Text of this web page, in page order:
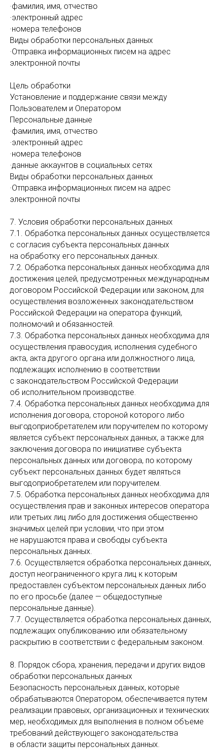
·фамилия, имя, отчество
·электронный адрес
·номера телефонов
Виды обработки персональных данных
·Отправка информационных писем на адрес
электронной почты
Цель обработки
Установление и поддержание связи между
Пользователем и Оператором
Персональные данные
·фамилия, имя, отчество
·электронный адрес
·номера телефонов
·данные аккаунтов в социальных сетях
Виды обработки персональных данных
·Отправка информационных писем на адрес
электронной почты
7. Условия обработки персональных данных
7.1. Обработка персональных данных осуществляется
с согласия субъекта персональных данных
на обработку его персональных данных.
7.2. Обработка персональных данных необходима для
достижения целей, предусмотренных международным
договором Российской Федерации или законом, для
осуществления возложенных законодательством
Российской Федерации на оператора функций,
полномочий и обязанностей.
7.3. Обработка персональных данных необходима для
осуществления правосудия, исполнения судебного
акта, акта другого органа или должностного лица,
подлежащих исполнению в соответствии
с законодательством Российской Федерации
об исполнительном производстве.
7.4. Обработка персональных данных необходима для
исполнения договора, стороной которого либо
выгодоприобретателем или поручителем по которому
является субъект персональных данных, а также для
заключения договора по инициативе субъекта
персональных данных или договора, по которому
субъект персональных данных будет являться
выгодоприобретателем или поручителем.
7.5. Обработка персональных данных необходима для
осуществления прав и законных интересов оператора
или третьих лиц либо для достижения общественно
значимых целей при условии, что при этом
не нарушаются права и свободы субъекта
персональных данных.
7.6. Осуществляется обработка персональных данных,
доступ неограниченного круга лиц к которым
предоставлен субъектом персональных данных либо
по его просьбе (далее — общедоступные
персональные данные).
7.7. Осуществляется обработка персональных данных,
подлежащих опубликованию или обязательному
раскрытию в соответствии с федеральным законом.
8. Порядок сбора, хранения, передачи и других видов
обработки персональных данных
Безопасность персональных данных, которые
обрабатываются Оператором, обеспечивается путем
реализации правовых, организационных и технических
мер, необходимых для выполнения в полном объеме
требований действующего законодательства
в области защиты персональных данных.